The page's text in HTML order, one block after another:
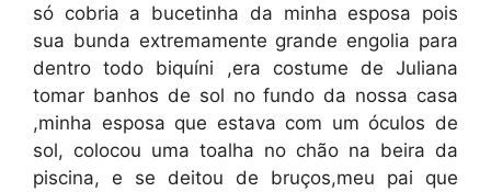
só cobria a bucetinha da minha esposa pois
sua bunda extremamente grande engolia para
dentro todo biquíni ,era costume de Juliana
tomar banhos de sol no fundo da nossa casa
,minha esposa que estava com um óculos de
sol, colocou uma toalha no chão na beira da
piscina, e se deitou de bruços,meu pai que